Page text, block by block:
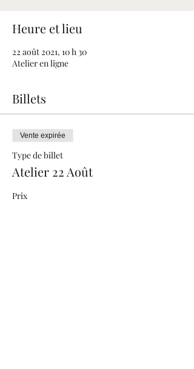
Heure et lieu
22 août 2021, 10 h 30
Atelier en ligne
Billets
Vente expirée
Type de billet
Atelier 22 Août
Prix